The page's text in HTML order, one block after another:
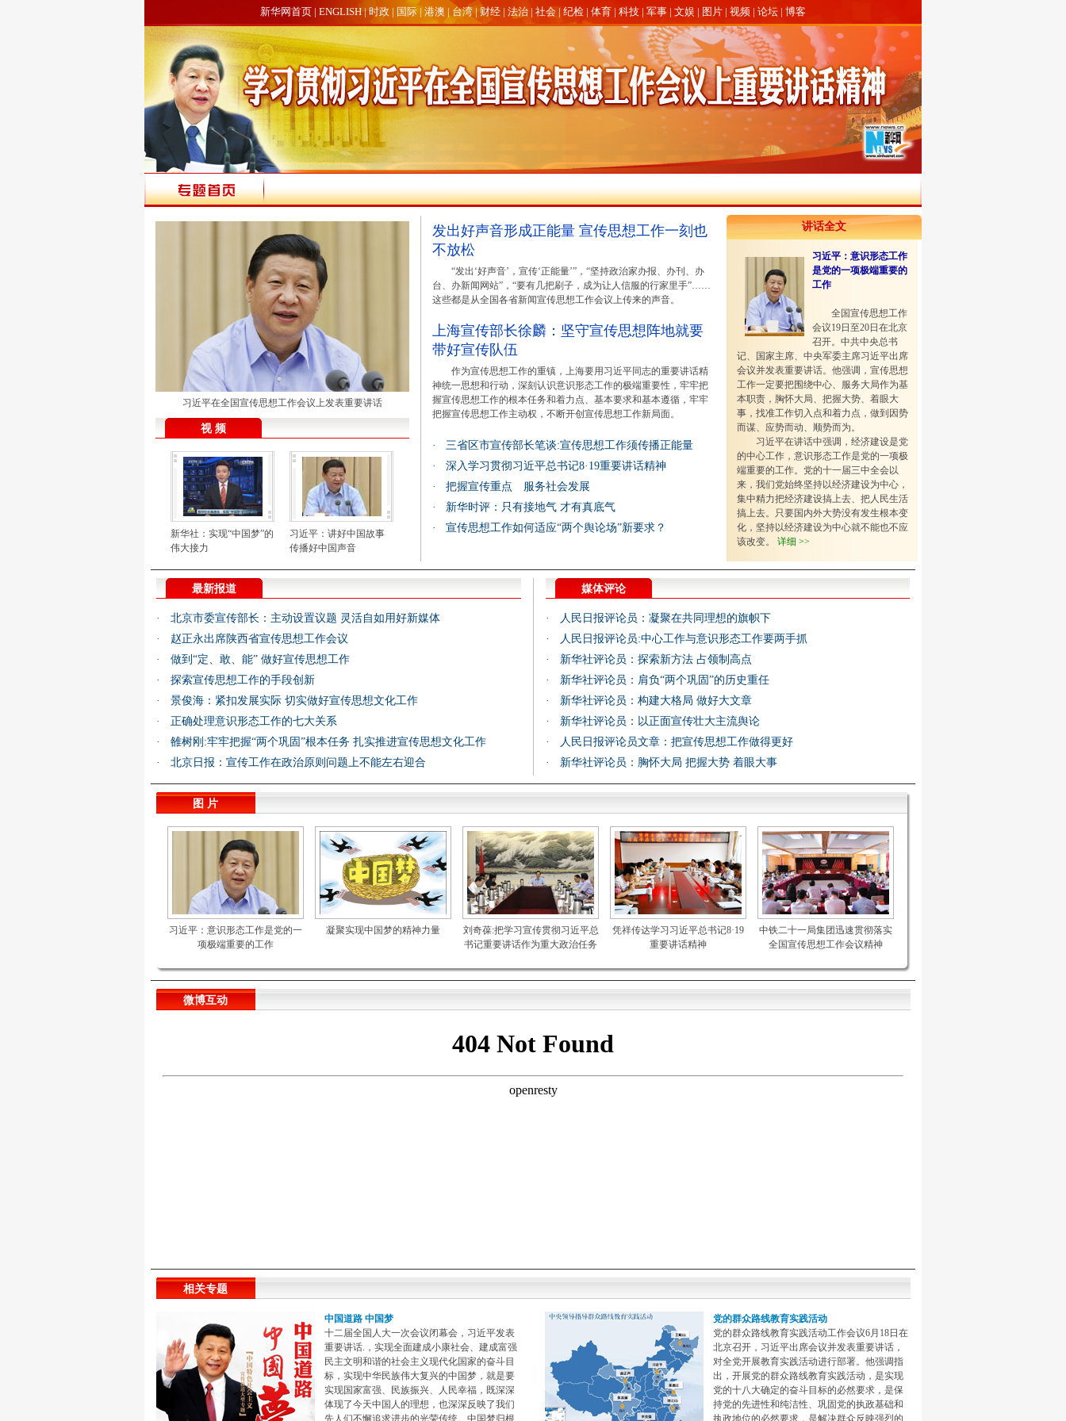
新华网首页 | ENGLISH|时政 | 国际 | 港澳 | 台湾|财经 | 法治 | 社会 | 纪检 | 体育 | 科技 | 军事 | 文娱 | 图片 | 视频 | 论坛 | 博客
习近平在全国宣传思想工作会议上发表重要讲话
视 频
新华社：实现“中国梦”的
伟大接力
习近平：讲好中国故事
传播好中国声音
发出好声音形成正能量 宣传思想工作一刻也
不放松
“发出‘好声音’，宣传‘正能量’”，“坚持政治家办报、办刊、办
台、办新闻网站”，“要有几把刷子，成为让人信服的行家里手”……
这些都是从全国各省新闻宣传思想工作会议上传来的声音。
上海宣传部长徐麟：坚守宣传思想阵地就要
带好宣传队伍
作为宣传思想工作的重镇，上海要用习近平同志的重要讲话精
神统一思想和行动，深刻认识意识形态工作的极端重要性，牢牢把
握宣传思想工作的根本任务和着力点、基本要求和基本遵循，牢牢
把握宣传思想工作主动权，不断开创宣传思想工作新局面。
·
三省区市宣传部长笔谈:宣传思想工作须传播正能量
·
深入学习贯彻习近平总书记8·19重要讲话精神
·
把握宣传重点 服务社会发展
·
新华时评：只有接地气 才有真底气
·
宣传思想工作如何适应“两个舆论场”新要求？
讲话全文
习近平：意识形态工作
是党的一项极端重要的
工作
全国宣传思想工作
会议19日至20日在北京
召开。中共中央总书
记、国家主席、中央军委主席习近平出席
会议并发表重要讲话。他强调，宣传思想
工作一定要把围绕中心、服务大局作为基
本职责，胸怀大局、把握大势、着眼大
事，找准工作切入点和着力点，做到因势
而谋、应势而动、顺势而为。
习近平在讲话中强调，经济建设是党
的中心工作，意识形态工作是党的一项极
端重要的工作。党的十一届三中全会以
来，我们党始终坚持以经济建设为中心，
集中精力把经济建设搞上去、把人民生活
搞上去。只要国内外大势没有发生根本变
化，坚持以经济建设为中心就不能也不应
该改变。 详细 >>
最新报道
·
北京市委宣传部长：主动设置议题 灵活自如用好新媒体
·
赵正永出席陕西省宣传思想工作会议
·
做到“定、敢、能” 做好宣传思想工作
·
探索宣传思想工作的手段创新
·
景俊海：紧扣发展实际 切实做好宣传思想文化工作
·
正确处理意识形态工作的七大关系
·
雒树刚:牢牢把握“两个巩固”根本任务 扎实推进宣传思想文化工作
·
北京日报：宣传工作在政治原则问题上不能左右迎合
媒体评论
·
人民日报评论员：凝聚在共同理想的旗帜下
·
人民日报评论员:中心工作与意识形态工作要两手抓
·
新华社评论员：探索新方法 占领制高点
·
新华社评论员：肩负“两个巩固”的历史重任
·
新华社评论员：构建大格局 做好大文章
·
新华社评论员：以正面宣传壮大主流舆论
·
人民日报评论员文章：把宣传思想工作做得更好
·
新华社评论员：胸怀大局 把握大势 着眼大事
图 片
习近平：意识形态工作是党的一
项极端重要的工作
凝聚实现中国梦的精神力量
刘奇葆:把学习宣传贯彻习近平总
书记重要讲话作为重大政治任务
凭祥传达学习习近平总书记8·19
重要讲话精神
中铁二十一局集团迅速贯彻落实
全国宣传思想工作会议精神
微博互动
相关专题
中国道路 中国梦
十二届全国人大一次会议闭幕会，习近平发表
重要讲话.，实现全面建成小康社会、建成富强
民主文明和谐的社会主义现代化国家的奋斗目
标，实现中华民族伟大复兴的中国梦，就是要
实现国家富强、民族振兴、人民幸福，既深深
体现了今天中国人的理想，也深深反映了我们
先人们不懈追求进步的光荣传统。中国梦归根
党的群众路线教育实践活动
党的群众路线教育实践活动工作会议6月18日在
北京召开，习近平出席会议并发表重要讲话，
对全党开展教育实践活动进行部署。他强调指
出，开展党的群众路线教育实践活动，是实现
党的十八大确定的奋斗目标的必然要求，是保
持党的先进性和纯洁性、巩固党的执政基础和
执政地位的必然要求，是解决群众反映强烈的